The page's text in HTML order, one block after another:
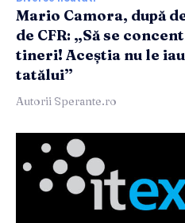
Mario Camora, după
de CFR: „Să se
tineri! Aceștia nu le
tatălui”
Autorii Sperante.ro